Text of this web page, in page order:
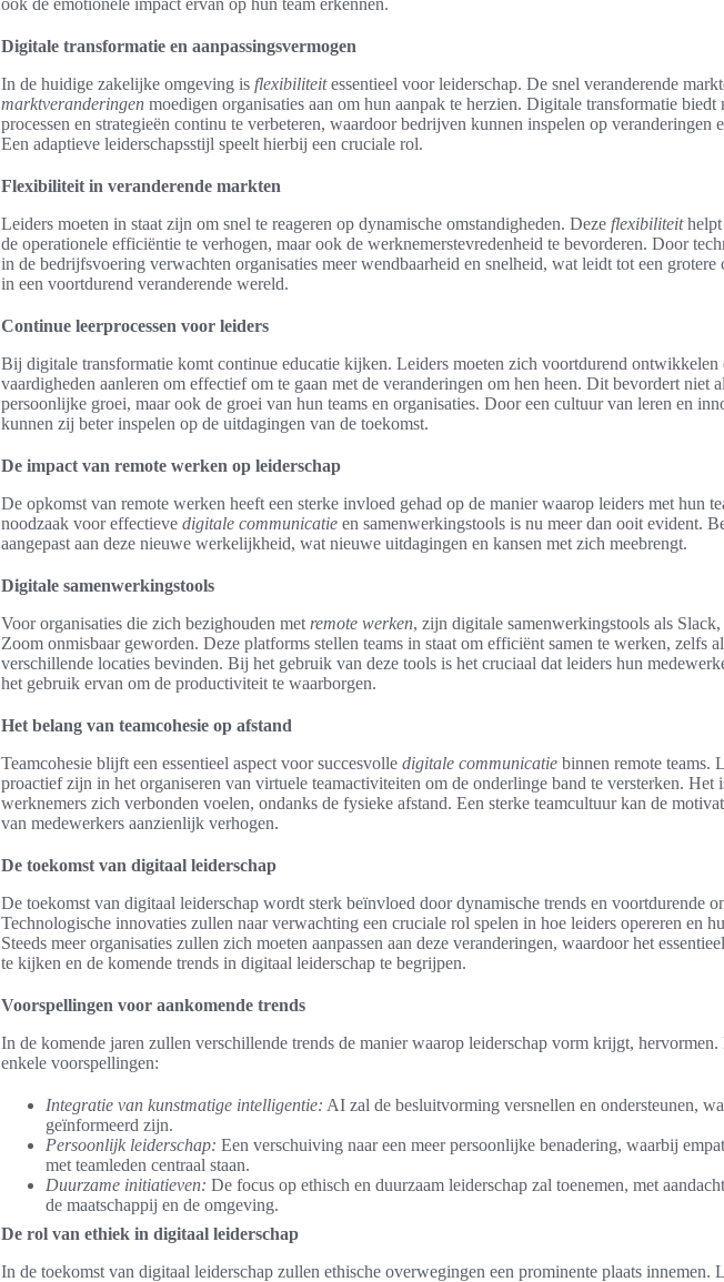
ook de emotionele impact ervan op hun team erkennen.
Digitale transformatie en aanpassingsvermogen
In de huidige zakelijke omgeving is flexibiliteitessentieel voor leiderschap. De snel veranderende
marktveranderingen moedigen organisaties aan om hun aanpak te herzien. Digitale transformatie
processen en strategieën continu te verbeteren, waardoor bedrijven kunnen inspelen op veranderingen
Een adaptieve leiderschapsstijl speelt hierbij een cruciale rol.
Flexibiliteit in veranderende markten
Leiders moeten in staat zijn om snel te reageren op dynamische omstandigheden. Deze flexibiliteithelpt
de operationele efficiëntie te verhogen, maar ook de werknemerstevredenheid te bevorderen. Door
in de bedrijfsvoering verwachten organisaties meer wendbaarheid en snelheid, wat leidt tot een grotere
in een voortdurend veranderende wereld.
Continue leerprocessen voor leiders
Bij digitale transformatie komt continue educatie kijken. Leiders moeten zich voortdurend ontwikkelen
vaardigheden aanleren om effectief om te gaan met de veranderingen om hen heen. Dit bevordert niet
persoonlijke groei, maar ook de groei van hun teams en organisaties. Door een cultuur van leren en
kunnen zij beter inspelen op de uitdagingen van de toekomst.
De impact van remote werken op leiderschap
De opkomst van remote werken heeft een sterke invloed gehad op de manier waarop leiders met hun
noodzaak voor effectieve digitale communicatie en samenwerkingstools is nu meer dan ooit evident.
aangepast aan deze nieuwe werkelijkheid, wat nieuwe uitdagingen en kansen met zich meebrengt.
Digitale samenwerkingstools
Voor organisaties die zich bezighouden met remote werken, zijn digitale samenwerkingstools als
Zoom onmisbaar geworden. Deze platforms stellen teams in staat om efficiënt samen te werken, zelfs
verschillende locaties bevinden. Bij het gebruik van deze tools is het cruciaal dat leiders hun
het gebruik ervan om de productiviteit te waarborgen.
Het belang van teamcohesie op afstand
Teamcohesie blijft een essentieel aspect voor succesvolle digitale communicatie binnen remote teams.
proactief zijn in het organiseren van virtuele teamactiviteiten om de onderlinge band te versterken. Het
werknemers zich verbonden voelen, ondanks de fysieke afstand. Een sterke teamcultuur kan de
van medewerkers aanzienlijk verhogen.
De toekomst van digitaal leiderschap
De toekomst van digitaal leiderschap wordt sterk beïnvloed door dynamische trends en voortdurende
Technologische innovaties zullen naar verwachting een cruciale rol spelen in hoe leiders opereren en
Steeds meer organisaties zullen zich moeten aanpassen aan deze veranderingen, waardoor het
te kijken en de komende trends in digitaal leiderschap te begrijpen.
Voorspellingen voor aankomende trends
In de komende jaren zullen verschillende trends de manier waarop leiderschap vorm krijgt, hervormen.
enkele voorspellingen:
Integratie van kunstmatige intelligentie: AI zal de besluitvorming versnellen en ondersteunen,
geïnformeerd zijn.
Persoonlijk leiderschap: Een verschuiving naar een meer persoonlijke benadering, waarbij
met teamleden centraal staan.
Duurzame initiatieven: De focus op ethisch en duurzaam leiderschap zal toenemen, met
de maatschappij en de omgeving.
De rol van ethiek in digitaal leiderschap
In de toekomst van digitaal leiderschap zullen ethische overwegingen een prominente plaats innemen.